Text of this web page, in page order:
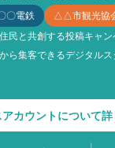
〇電鉄
△△市観光協
民と共創する投稿キャン
ら集客できるデジタルス
アカウントについて